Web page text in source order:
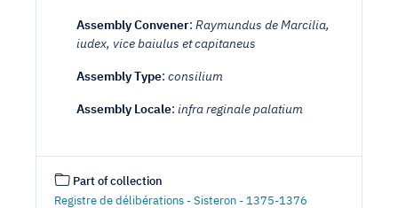
Assembly Convener: Raymundus de Marcilia,
iudex, vice baiulus et capitaneus
Assembly Type: consilium
Assembly Locale: infra reginale palatium
Part of collection
Registre de délibérations - Sisteron - 1375-1376